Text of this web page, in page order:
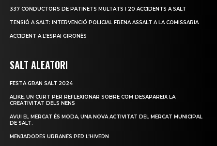
337 CONDUCTORS DE PATINETS MULTATS I 20 ACCIDENTS A SALT
TENSIÓ A SALT: INTERVENCIÓ POLICIAL FRENA ASSALT A LA COMISSARIA
ACCIDENT A L’ESPAI GIRONÈS
SALT ALEATORI
FESTA GRAN SALT 2024
ALIKE, UN CURT PER REFLEXIONAR SOBRE COM DESAPAREIX LA
CREATIVITAT DELS NENS
AVUI EL MERCAT ÉS MODA, UNA NOVA ACTIVITAT DEL MERCAT MUNICIPAL
DE SALT.
MENJADORES URBANES PER L’HIVERN